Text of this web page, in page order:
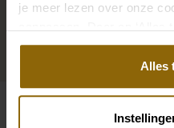
je meer lezen over onze
akkoord met het gebruik
Alles
Zu den Accessoires